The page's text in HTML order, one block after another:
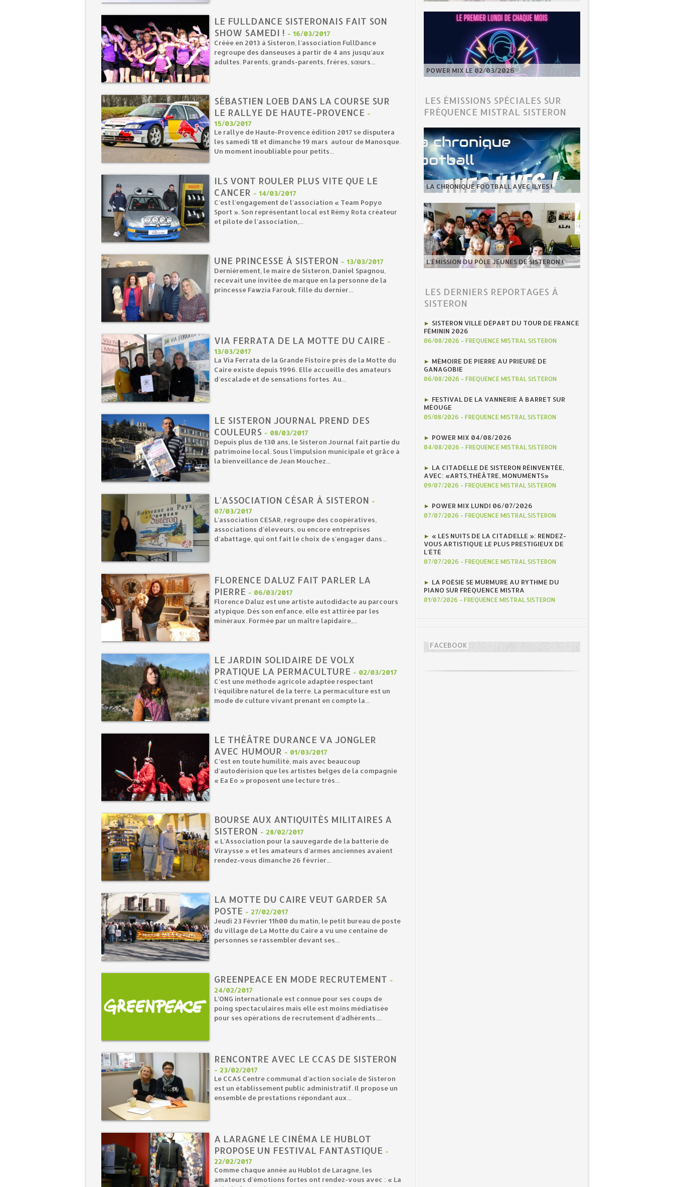
LE FULLDANCE SISTERONAIS FAIT SON
SHOW SAMEDI ! - 16/03/2017
Créée en 2013 à Sisteron, l’association FullDance
regroupe des danseuses à partir de 4 ans jusqu’aux
adultes. Parents, grands-parents, frères, sœurs...
SÉBASTIEN LOEB DANS LA COURSE SUR
LE RALLYE DE HAUTE-PROVENCE -
15/03/2017
Le rallye de Haute-Provence édition 2017 se disputera
les samedi 18 et dimanche 19 mars autour de Manosque.
Un moment inoubliable pour petits...
ILS VONT ROULER PLUS VITE QUE LE
CANCER - 14/03/2017
C’est l’engagement de l’association « Team Popyo
Sport ». Son représentant local est Rémy Rota créateur
et pilote de l'association,...
UNE PRINCESSE À SISTERON - 13/03/2017
Dernièrement, le maire de Sisteron, Daniel Spagnou,
recevait une invitée de marque en la personne de la
princesse Fawzia Farouk, fille du dernier...
VIA FERRATA DE LA MOTTE DU CAIRE -
13/03/2017
La Via Ferrata de la Grande Fistoire près de la Motte du
Caire existe depuis 1996. Elle accueille des amateurs
d’escalade et de sensations fortes. Au...
LE SISTERON JOURNAL PREND DES
COULEURS - 08/03/2017
Depuis plus de 130 ans, le Sisteron Journal fait partie du
patrimoine local. Sous l’impulsion municipale et grâce à
la bienveillance de Jean Mouchez...
L'ASSOCIATION CÉSAR À SISTERON -
07/03/2017
L'association CESAR, regroupe des coopératives,
associations d'éleveurs, ou encore entreprises
d'abattage, qui ont fait le choix de s'engager dans...
FLORENCE DALUZ FAIT PARLER LA
PIERRE - 06/03/2017
Florence Daluz est une artiste autodidacte au parcours
atypique. Dès son enfance, elle est attirée par les
minéraux. Formée par un maître lapidaire,...
LE JARDIN SOLIDAIRE DE VOLX
PRATIQUE LA PERMACULTURE - 02/03/2017
C’est une méthode agricole adaptée respectant
l’équilibre naturel de la terre. La permaculture est un
mode de culture vivant prenant en compte la...
LE THÉÂTRE DURANCE VA JONGLER
AVEC HUMOUR - 01/03/2017
C’est en toute humilité, mais avec beaucoup
d’autodérision que les artistes belges de la compagnie
« Ea Eo » proposent une lecture très...
BOURSE AUX ANTIQUITÉS MILITAIRES A
SISTERON - 28/02/2017
« L’Association pour la sauvegarde de la batterie de
Viraysse » et les amateurs d’armes anciennes avaient
rendez-vous dimanche 26 février...
LA MOTTE DU CAIRE VEUT GARDER SA
POSTE - 27/02/2017
Jeudi 23 Février 11h00 du matin, le petit bureau de poste
du village de La Motte du Caire a vu une centaine de
personnes se rassembler devant ses...
GREENPEACE EN MODE RECRUTEMENT -
24/02/2017
L’ONG internationale est connue pour ses coups de
poing spectaculaires mais elle est moins médiatisée
pour ses opérations de recrutement d’adhérents....
RENCONTRE AVEC LE CCAS DE SISTERON
- 23/02/2017
Le CCAS Centre communal d'action sociale de Sisteron
est un établissement public administratif. Il propose un
ensemble de prestations répondant aux...
A LARAGNE LE CINÉMA LE HUBLOT
PROPOSE UN FESTIVAL FANTASTIQUE -
22/02/2017
Comme chaque année au Hublot de Laragne, les
amateurs d’émotions fortes ont rendez-vous avec : « La
POWER MIX LE 02/03/2026
LES ÉMISSIONS SPÉCIALES SUR
FRÉQUENCE MISTRAL SISTERON
LA CHRONIQUE FOOTBALL AVEC ILYES !
L'ÉMISSION DU PÔLE JEUNES DE SISTERON !
LES DERNIERS REPORTAGES À
SISTERON
SISTERON VILLE DÉPART DU TOUR DE FRANCE
FÉMININ 2026
06/08/2026 - FREQUENCE MISTRAL SISTERON
MÉMOIRE DE PIERRE AU PRIEURÉ DE
GANAGOBIE
06/08/2026 - FREQUENCE MISTRAL SISTERON
FESTIVAL DE LA VANNERIE À BARRET SUR
MÉOUGE
05/08/2026 - FREQUENCE MISTRAL SISTERON
POWER MIX 04/08/2026
04/08/2026 - FREQUENCE MISTRAL SISTERON
LA CITADELLE DE SISTERON RÉINVENTÉE,
AVEC: «ARTS,THÉÂTRE, MONUMENTS»
09/07/2026 - FREQUENCE MISTRAL SISTERON
POWER MIX LUNDI 06/07/2026
07/07/2026 - FREQUENCE MISTRAL SISTERON
« LES NUITS DE LA CITADELLE »: RENDEZ-
VOUS ARTISTIQUE LE PLUS PRESTIGIEUX DE
L’ÉTÉ
07/07/2026 - FREQUENCE MISTRAL SISTERON
LA POÉSIE SE MURMURE AU RYTHME DU
PIANO SUR FRÉQUENCE MISTRA
01/07/2026 - FREQUENCE MISTRAL SISTERON
FACEBOOK